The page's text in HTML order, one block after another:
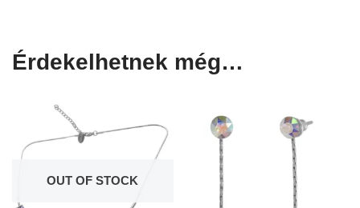
Érdekelhetnek még…
OUT OF STOCK